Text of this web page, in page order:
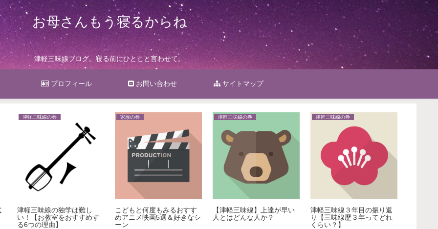
お母さんもう寝るからね
津軽三味線ブログ。寝る前にひとこと言わせて。
プロフィール お問い合わせ サイトマップ
津軽三味線の巻
津軽三味線の独学は難し
い！【お教室をおすすめす
る6つの理由】
家族の巻
こどもと何度もみるおすす
めアニメ映画5選＆好きなシ
ーン
津軽三味線の巻
【津軽三味線】上達が早い
人とはどんな人か？
津軽三味線の巻
津軽三味線３年目の振り返
り【三味線歴３年ってどれ
くらい？】